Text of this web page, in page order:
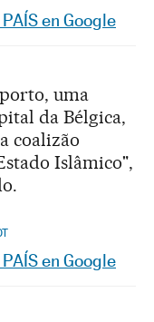
Sociales
en Google
uma
da Bélgica,
coalizão
Islâmico",
Sociales
en Google